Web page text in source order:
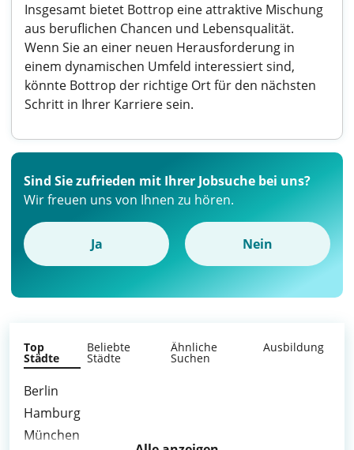
Insgesamt bietet Bottrop eine attraktive Mischung
aus beruflichen Chancen und Lebensqualität.
Wenn Sie an einer neuen Herausforderung in
einem dynamischen Umfeld interessiert sind,
könnte Bottrop der richtige Ort für den nächsten
Schritt in Ihrer Karriere sein.
Sind Sie zufrieden mit Ihrer Jobsuche bei uns?
Wir freuen uns von Ihnen zu hören.
Ja Nein
Top
Städte
Beliebte
Städte
Ähnliche
Suchen
Ausbildung
Berlin
Hamburg
München